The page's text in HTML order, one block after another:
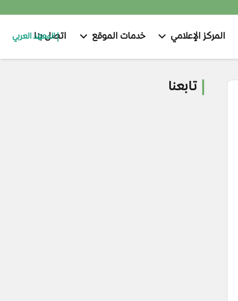
المركز الإعلامي خدمات الموقع اتصل بنا
المعهد العربي
تابعنا